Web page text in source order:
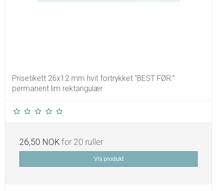
Prisetikett 26x12 mm hvit fortrykket "BEST FØR:"
permanent lim rektangulær
26,50 NOK for 20 ruller
Vis produkt